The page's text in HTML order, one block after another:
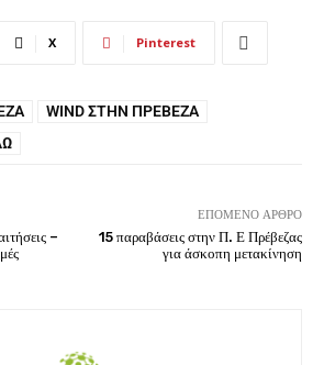
X Pinterest
WIND ΣΤΗΝ ΠΡΈΒΕΖΑ
–
ΕΠΌΜΕΝΟ ΆΡΘΡΟ
15 παραβάσεις στην Π. Ε Πρέβεζας
για άσκοπη μετακίνηση